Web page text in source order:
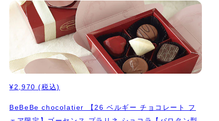
¥2,970 (税込)
BeBeBe chocolatier 【26 ベルギー チョコレート フ